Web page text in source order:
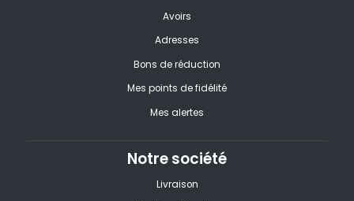
Avoirs
Adresses
Bons de réduction
Mes points de fidélité
Mes alertes
Notre société
Livraison